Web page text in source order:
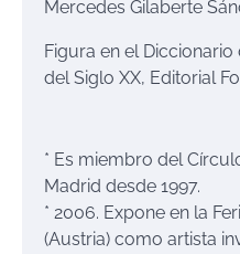
Mercedes Gilaberte
Figura en el Diccionario
del Siglo XX, Editorial
* Es miembro del
Madrid desde 1997.
* 2006. Expone en la
(Austria) como artista